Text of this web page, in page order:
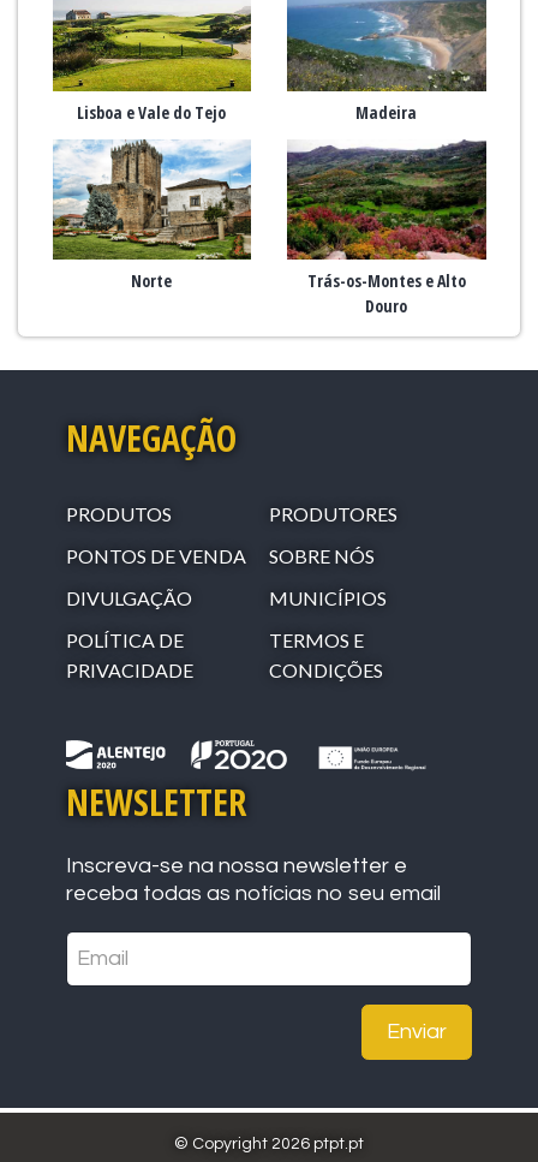
Lisboa e Vale do Tejo Madeira
Norte
Trás-os-Montes e Alto
Douro
NAVEGAÇÃO
PRODUTOS
PRODUTORES
PONTOS DE VENDA
SOBRE NÓS
DIVULGAÇÃO
MUNICÍPIOS
POLÍTICA DE
PRIVACIDADE
TERMOS E
CONDIÇÕES
NEWSLETTER
Inscreva-se na nossa newsletter e
receba todas as notícias no seu email
Enviar
© Copyright 2026 ptpt.pt